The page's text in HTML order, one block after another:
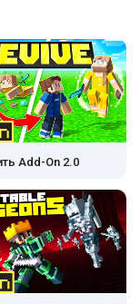
Add-On 2.0